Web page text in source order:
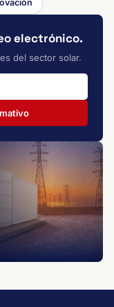
electrónico.
del sector solar.